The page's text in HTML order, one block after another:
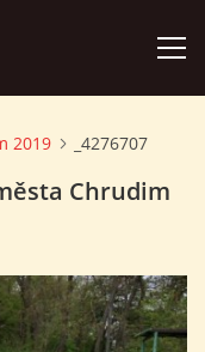
2019
_4276707
Chrudim